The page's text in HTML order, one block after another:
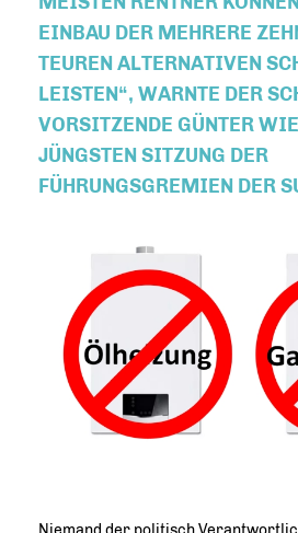
INBAU DER MEHRERE
EUREN ALTERNATIVEN
EISTEN“, WARNTE DER
ORSITZENDE GÜNTER
ÜNGSTEN SITZUNG DER F
ÜHRUNGSGREMIEN DER